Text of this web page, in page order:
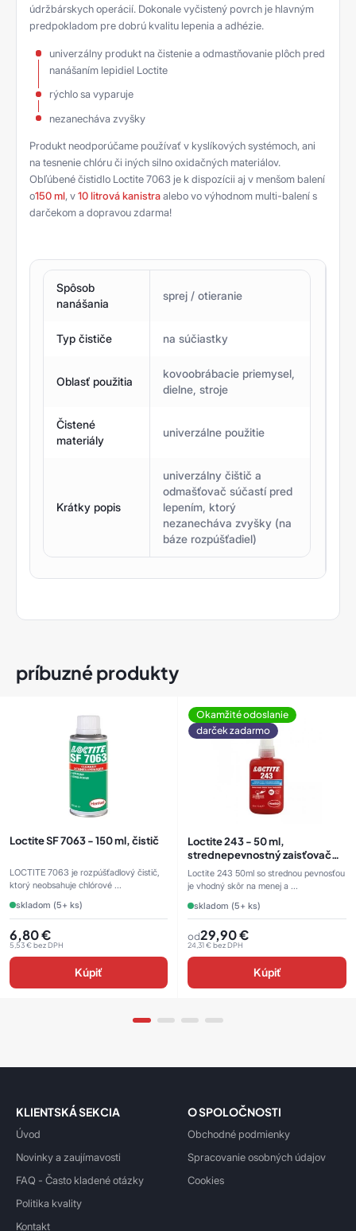
údržbárskych operácií. Dokonale vyčistený povrch je hlavným
predpokladom pre dobrú kvalitu lepenia a adhézie.
univerzálny produkt na čistenie a odmastňovanie plôch pred
nanášaním lepidiel Loctite
rýchlo sa vyparuje
nezanecháva zvyšky
Produkt neodporúčame používať v kyslíkových systémoch, ani
na tesnenie chlóru či iných silno oxidačných materiálov.
Obľúbené čistidlo Loctite 7063 je k dispozícii aj v menšom balení
o150 ml, v10 litrová kanistraalebo vo výhodnom multi-balení s
darčekom a dopravou zdarma!
Spôsob
nanášania
sprej / otieranie
Typ čističe na súčiastky
Oblasť použitia
kovoobrábacie priemysel,
dielne, stroje
Čistené
materiály
univerzálne použitie
Krátky popis
univerzálny čištič a
odmašťovač súčastí pred
lepením, ktorý
nezanecháva zvyšky (na
báze rozpúšťadiel)
príbuzné produkty
Loctite SF 7063 - 150 ml, čistič
LOCTITE 7063 je rozpúšťadlový čistič,
ktorý neobsahuje chlórové ...
skladom (5+ ks)
6,80€
5,53€bez DPH
Kúpiť
Okamžité odoslanie
darček zadarmo
Loctite 243 - 50 ml,
strednepevnostný zaisťovač
závitov
Loctite 243 50ml so strednou pevnosťou
je vhodný skôr na menej a ...
skladom (5+ ks)
od29,90€
24,31€bez DPH
Kúpiť
KLIENTSKÁ SEKCIA
Úvod
Novinky a zaujímavosti
FAQ - Často kladené otázky
Politika kvality
Kontakt
O SPOLOČNOSTI
Obchodné podmienky
Spracovanie osobných údajov
Cookies